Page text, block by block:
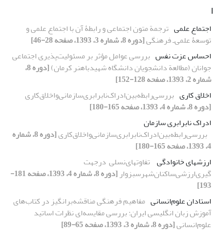
ا
اجتماع علمی ترجمة متون اجتماعی و رابطۀ آن با اجتماع علمی و
توسعۀ علمی‌ـ فرهنگی[دوره 8، شماره 3، 1393، صفحه 28-46]
احساس عزت نفس بررسی عوامل مؤثر بر مسئولیت‌پذیری اجتماعی
جوانان (مطالعة دانشجویان دانشگاه شهیدباهنر کرمان)
[دوره 8،
شماره 2، 1393، صفحه 128-152]
اخلاق کاری بررسی‌رابطه‌بین‌ادراک‌نابرابری‌سازمانی‌و‌اخلاق‌کاری
[دوره 8، شماره 4، 1393، صفحه 165-180]
ادراک نابرابری سازمان
بررسی‌رابطه‌بین‌ادراک‌نابرابری‌سازمانی‌و‌اخلاق‌کاری
[دوره 8، شماره
4، 1393، صفحه 165-180]
ارزشهای خانوادگی ‌ تفاوتهای‌نسلی‌ ‌ در‌جهت
گیری‌ارزشی‌ساکنان‌شهر‌سبزوار‌
[دوره 8، شماره 4، 1393، صفحه 181-
193]
استادان علوم‌انسانی مفاهیم فرهنگی مناقشه‌برانگیز در کتاب‌های
آموزش زبان انگلیسی ایران: بررسی مقایسه‌ای نظرات اساتید
علوم‌انسانی[دوره 8، شماره 3، 1393، صفحه 65-89]